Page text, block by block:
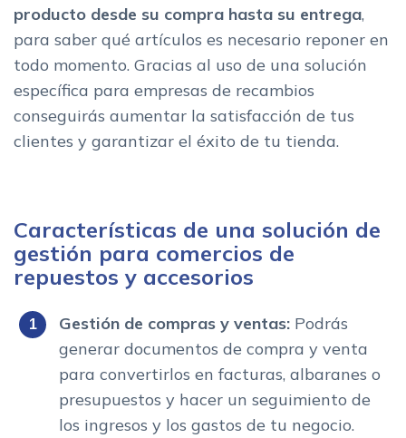
producto desde su compra hasta su entrega,
para saber qué artículos es necesario reponer en
todo momento. Gracias al uso de una solución
específica para empresas de recambios
conseguirás aumentar la satisfacción de tus
clientes y garantizar el éxito de tu tienda.
Características de una solución de
gestión para comercios de
repuestos y accesorios
Gestión de compras y ventas: Podrás
generar documentos de compra y venta
para convertirlos en facturas, albaranes o
presupuestos y hacer un seguimiento de
los ingresos y los gastos de tu negocio.